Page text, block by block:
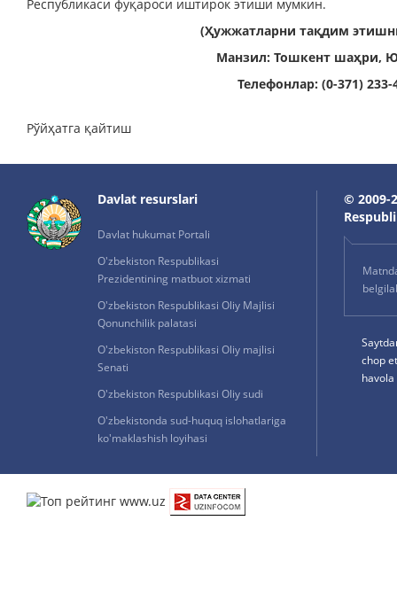
Республикаси фуқароси иштирок этиши мумкин.
(Ҳужжатларни тақдим
Манзил: Тошкент шаҳри,
Телефонлар: (0-371)
Рўйҳатга қайтиш
Davlat resurslari
Davlat hukumat Portali
O'zbekiston Respublikasi
Prezidentining matbuot xizmati
O'zbekiston Respublikasi Oliy Majlisi
Qonunchilik palatasi
O'zbekiston Respublikasi Oliy majlisi
Senati
O'zbekiston Respublikasi Oliy sudi
O'zbekistonda sud-huquq islohatlariga
ko'maklashish loyihasi
© 2009-
chop